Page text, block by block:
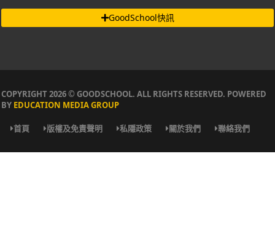
GoodSchool快訊
COPYRIGHT 2026 © GOODSCHOOL. ALL RIGHTS RESERVED. POWERED
BY EDUCATION MEDIA GROUP
首頁 版權及免責聲明 私隱政策 關於我們 聯絡我們